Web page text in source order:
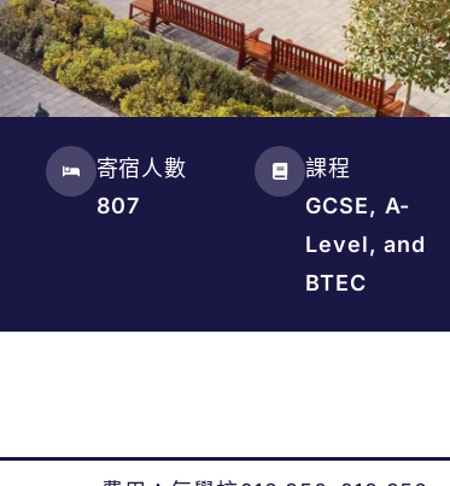
寄宿人數
807
課程
GCSE, A-
Level, and
BTEC